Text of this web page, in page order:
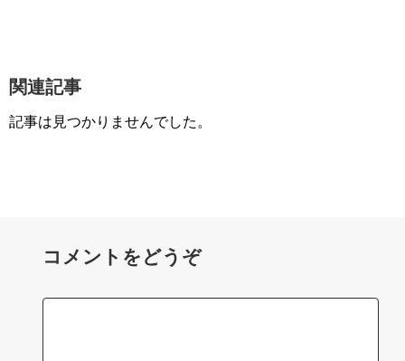
関連記事
記事は見つかりませんでした。
コメントをどうぞ